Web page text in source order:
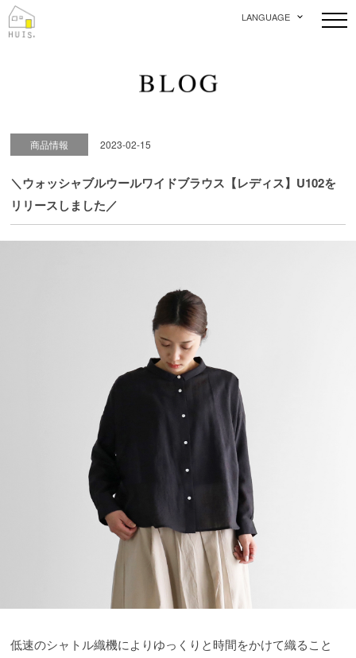
LANGUAGE
商品情報 2023-02-15
＼ウォッシャブルウールワイドブラウス【レディス】U102を
リリースしました／
低速のシャトル織機によりゆっくりと時間をかけて織ること